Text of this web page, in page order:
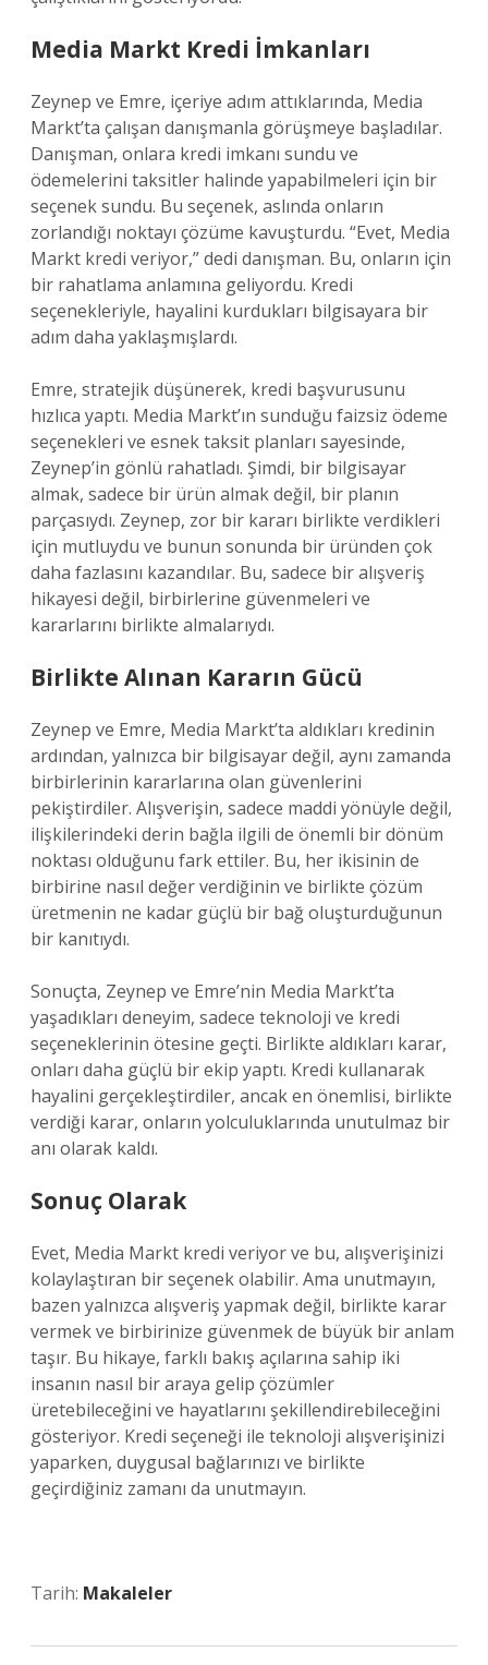
Media Markt Kredi İmkanları
Zeynep ve Emre, içeriye adım attıklarında, Media
Markt’ta çalışan danışmanla görüşmeye başladılar.
Danışman, onlara kredi imkanı sundu ve
ödemelerini taksitler halinde yapabilmeleri için bir
seçenek sundu. Bu seçenek, aslında onların
zorlandığı noktayı çözüme kavuşturdu. “Evet, Media
Markt kredi veriyor,” dedi danışman. Bu, onların için
bir rahatlama anlamına geliyordu. Kredi
seçenekleriyle, hayalini kurdukları bilgisayara bir
adım daha yaklaşmışlardı.
Emre, stratejik düşünerek, kredi başvurusunu
hızlıca yaptı. Media Markt’ın sunduğu faizsiz ödeme
seçenekleri ve esnek taksit planları sayesinde,
Zeynep’in gönlü rahatladı. Şimdi, bir bilgisayar
almak, sadece bir ürün almak değil, bir planın
parçasıydı. Zeynep, zor bir kararı birlikte verdikleri
için mutluydu ve bunun sonunda bir üründen çok
daha fazlasını kazandılar. Bu, sadece bir alışveriş
hikayesi değil, birbirlerine güvenmeleri ve
kararlarını birlikte almalarıydı.
Birlikte Alınan Kararın Gücü
Zeynep ve Emre, Media Markt’ta aldıkları kredinin
ardından, yalnızca bir bilgisayar değil, aynı zamanda
birbirlerinin kararlarına olan güvenlerini
pekiştirdiler. Alışverişin, sadece maddi yönüyle değil,
ilişkilerindeki derin bağla ilgili de önemli bir dönüm
noktası olduğunu fark ettiler. Bu, her ikisinin de
birbirine nasıl değer verdiğinin ve birlikte çözüm
üretmenin ne kadar güçlü bir bağ oluşturduğunun
bir kanıtıydı.
Sonuçta, Zeynep ve Emre’nin Media Markt’ta
yaşadıkları deneyim, sadece teknoloji ve kredi
seçeneklerinin ötesine geçti. Birlikte aldıkları karar,
onları daha güçlü bir ekip yaptı. Kredi kullanarak
hayalini gerçekleştirdiler, ancak en önemlisi, birlikte
verdiği karar, onların yolculuklarında unutulmaz bir
anı olarak kaldı.
Sonuç Olarak
Evet, Media Markt kredi veriyor ve bu, alışverişinizi
kolaylaştıran bir seçenek olabilir. Ama unutmayın,
bazen yalnızca alışveriş yapmak değil, birlikte karar
vermek ve birbirinize güvenmek de büyük bir anlam
taşır. Bu hikaye, farklı bakış açılarına sahip iki
insanın nasıl bir araya gelip çözümler
üretebileceğini ve hayatlarını şekillendirebileceğini
gösteriyor. Kredi seçeneği ile teknoloji alışverişinizi
yaparken, duygusal bağlarınızı ve birlikte
geçirdiğiniz zamanı da unutmayın.
Tarih: Makaleler